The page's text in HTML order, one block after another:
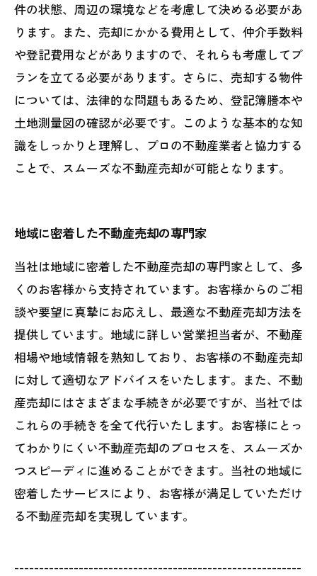
件の状態、周辺の環境などを考慮して決める必要があ
ります。また、売却にかかる費用として、仲介手数料
や登記費用などがありますので、それらも考慮してプ
ランを立てる必要があります。さらに、売却する物件
については、法律的な問題もあるため、登記簿謄本や
土地測量図の確認が必要です。このような基本的な知
識をしっかりと理解し、プロの不動産業者と協力する
ことで、スムーズな不動産売却が可能となります。
地域に密着した不動産売却の専門家
当社は地域に密着した不動産売却の専門家として、多
くのお客様から支持されています。お客様からのご相
談や要望に真摯にお応えし、最適な不動産売却方法を
提供しています。地域に詳しい営業担当者が、不動産
相場や地域情報を熟知しており、お客様の不動産売却
に対して適切なアドバイスをいたします。また、不動
産売却にはさまざまな手続きが必要ですが、当社では
これらの手続きを全て代行いたします。お客様にとっ
てわかりにくい不動産売却のプロセスを、スムーズか
つスピーディに進めることができます。当社の地域に
密着したサービスにより、お客様が満足していただけ
る不動産売却を実現しています。
----------------------------------------------------------